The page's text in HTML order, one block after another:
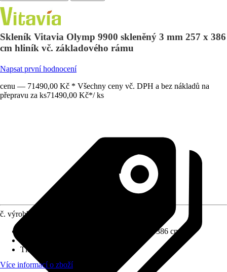
Skleník Vitavia Olymp 9900 skleněný 3 mm 257 x 386
cm hliník vč. základového rámu
Napsat první hodnocení
cenu — 71490,00 Kč * Všechny ceny vč. DPH a bez nákladů na
přepravu za ks71490,00 Kč*/ ks
č. výrobku
257 x 386 cm
Tloušťka stěny
Více informací o zboží